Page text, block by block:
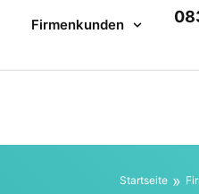
Fir­men­kun­den
Start­sei­te »